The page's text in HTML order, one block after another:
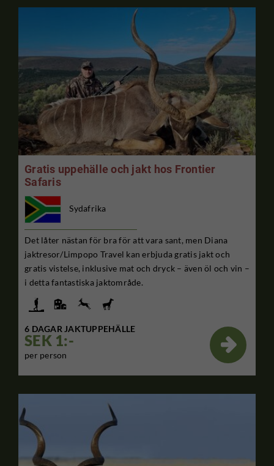
Gratis uppehälle och jakt hos Frontier
Safaris
Sydafrika
Det låter nästan för bra för att vara sant, men Diana
jaktresor/Limpopo Travel kan erbjuda gratis jakt och
gratis vistelse, inklusive mat och dryck – även öl och vin –
i detta fantastiska jaktområde.
6 DAGAR JAKTUPPEHÄLLE
SEK 1:-
per person
